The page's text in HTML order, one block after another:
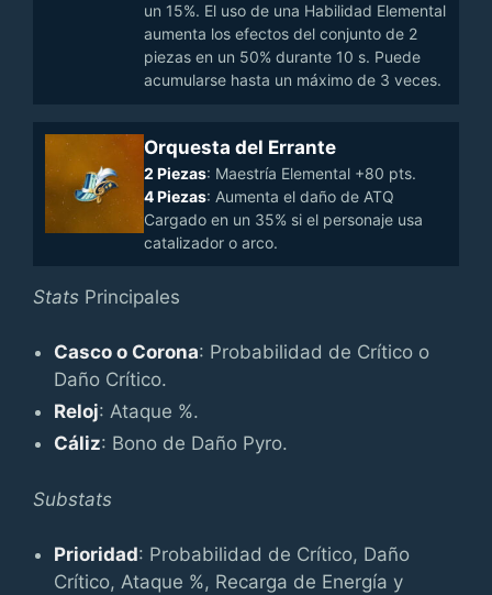
un 15%. El uso de una Habilidad Elemental
aumenta los efectos del conjunto de 2
piezas en un 50% durante 10 s. Puede
acumularse hasta un máximo de 3 veces.
Orquesta del Errante
2 Piezas: Maestría Elemental +80 pts.
4 Piezas: Aumenta el daño de ATQ
Cargado en un 35% si el personaje usa
catalizador o arco.
Stats Principales
Casco o Corona: Probabilidad de Crítico o
Daño Crítico.
Reloj: Ataque %.
Cáliz: Bono de Daño Pyro.
Substats
Prioridad: Probabilidad de Crítico, Daño
Crítico, Ataque %, Recarga de Energía y